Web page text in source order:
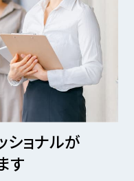
ショナルが
す